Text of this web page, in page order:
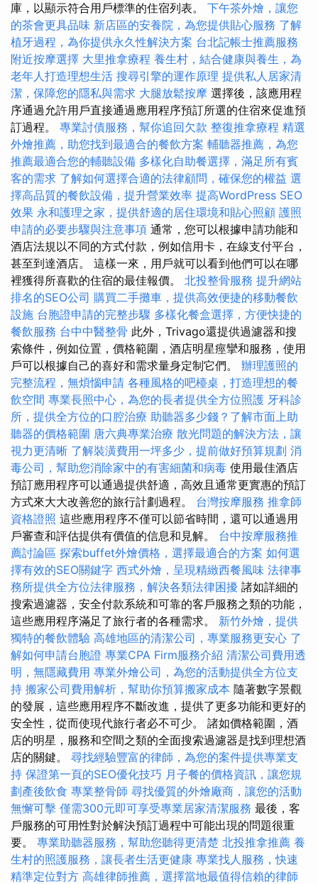
庫，以顯示符合用戶標準的住宿列表。 下午茶外燴，讓您
的茶會更具品味 新店區的安養院，為您提供貼心服務 了解
植牙過程，為你提供永久性解決方案 台北記帳士推薦服務
附近按摩選擇 大里推拿療程 養生村，結合健康與養生，為
老年人打造理想生活 搜尋引擎的運作原理 提供私人居家清
潔，保障您的隱私與需求 大腿放鬆按摩 選擇後，該應用程
序通過允許用戶直接通過應用程序預訂所選的住宿來促進預
訂過程。 專業討債服務，幫你追回欠款 整復推拿療程 精選
外燴推薦，助您找到最適合的餐飲方案 輔聽器推薦，為您
推薦最適合您的輔聽設備 多樣化自助餐選擇，滿足所有賓
客的需求 了解如何選擇合適的法律顧問，確保您的權益 選
擇高品質的餐飲設備，提升營業效率 提高WordPress SEO
效果 永和護理之家，提供舒適的居住環境和貼心照顧 護照
申請的必要步驟與注意事項 通常，您可以根據申請功能和
酒店法規以不同的方式付款，例如信用卡，在線支付平台，
甚至到達酒店。 這樣一來，用戶就可以看到他們可以在哪
裡獲得所喜歡的住宿的最佳報價。 北投整骨服務 提升網站
排名的SEO公司 購買二手攤車，提供高效便捷的移動餐飲
設施 台胞證申請的完整步驟 多樣化餐盒選擇，方便快捷的
餐飲服務 台中中醫整骨 此外，Trivago還提供過濾器和搜
索條件，例如位置，價格範圍，酒店明星痙攣和服務，使用
戶可以根據自己的喜好和需求量身定制它們。 辦理護照的
完整流程，無煩惱申請 各種風格的吧檯桌，打造理想的餐
飲空間 專業長照中心，為您的長者提供全方位照護 牙科診
所，提供全方位的口腔治療 助聽器多少錢？了解市面上助
聽器的價格範圍 唐六典專業治療 散光問題的解決方法，讓
視力更清晰 了解裝潢費用一坪多少，提前做好預算規劃 消
毒公司，幫助您消除家中的有害細菌和病毒 使用最佳酒店
預訂應用程序可以通過提供舒適，高效且通常更實惠的預訂
方式來大大改善您的旅行計劃過程。 台灣按摩服務 推拿師
資格證照 這些應用程序不僅可以節省時間，還可以通過用
戶審查和評估提供有價值的信息和見解。 台中按摩服務推
薦討論區 探索buffet外燴價格，選擇最適合的方案 如何選
擇有效的SEO關鍵字 西式外燴，呈現精緻西餐風味 法律事
務所提供全方位法律服務，解決各類法律困擾 諸如詳細的
搜索過濾器，安全付款系統和可靠的客戶服務之類的功能，
這些應用程序滿足了旅行者的各種需求。 新竹外燴，提供
獨特的餐飲體驗 高雄地區的清潔公司，專業服務更安心 了
解如何申請台胞證 專業CPA Firm服務介紹 清潔公司費用透
明，無隱藏費用 專業外燴公司，為您的活動提供全方位支
持 搬家公司費用解析，幫助你預算搬家成本 隨著數字景觀
的發展，這些應用程序不斷改進，提供了更多功能和更好的
安全性，從而使現代旅行者必不可少。 諸如價格範圍，酒
店的明星，服務和空間之類的全面搜索過濾器是找到理想酒
店的關鍵。 尋找經驗豐富的律師，為您的案件提供專業支
持 保證第一頁的SEO優化技巧 月子餐的價格資訊，讓您規
劃產後飲食 專業整骨師 尋找優質的外燴廠商，讓您的活動
無懈可擊 僅需300元即可享受專業居家清潔服務 最後，客
戶服務的可用性對於解決預訂過程中可能出現的問題很重
要。 專業助聽器服務，幫助您聽得更清楚 北投推拿推薦 養
生村的照護服務，讓長者生活更健康 專業找人服務，快速
精準定位對方 高雄律師推薦，選擇當地最值得信賴的律師